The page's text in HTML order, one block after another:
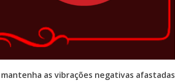
as vibrações negativas afastadas